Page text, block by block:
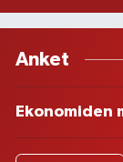
Anket
Ekonomiden